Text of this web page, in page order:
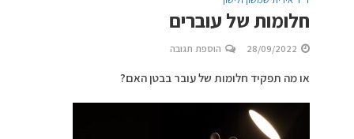
חלומות של עוברים
28/09/2022 הוספת תגובה
או מה תפקיד חלומות של עובר בבטן האם?